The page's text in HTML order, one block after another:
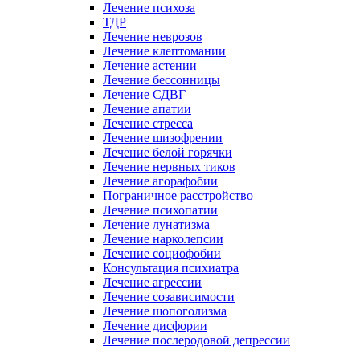
Лечение психоза
ТДР
Лечение неврозов
Лечение клептомании
Лечение астении
Лечение бессонницы
Лечение СДВГ
Лечение апатии
Лечение стресса
Лечение шизофрении
Лечение белой горячки
Лечение нервных тиков
Лечение агорафобии
Пограничное расстройство
Лечение психопатии
Лечение лунатизма
Лечение нарколепсии
Лечение социофобии
Консультация психиатра
Лечение агрессии
Лечение созависимости
Лечение шопоголизма
Лечение дисфории
Лечение послеродовой депрессии